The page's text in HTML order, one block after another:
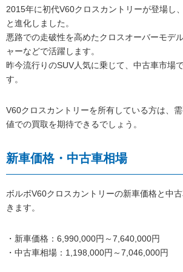
2015年に初代V60クロスカントリーが登場し
と進化しました。
悪路での走破性を高めたクロスオーバーモデ
ャーなどで活躍します。
昨今流行りのSUV人気に乗じて、中古車市場
す。
V60クロスカントリーを所有している方は、
値での買取を期待できるでしょう。
新車価格・中古車相場
ボルボV60クロスカントリーの新車価格と中
きます。
・新車価格：6,990,000円～7,640,000円
・中古車相場：1,198,000円～7,046,000円